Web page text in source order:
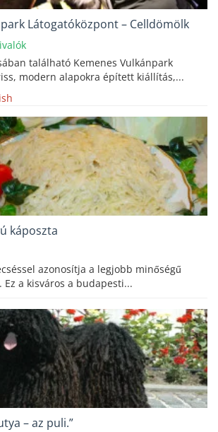
Látogatóközpont – Celldömölk
található Kemenes Vulkánpark
modern alapokra épített kiállítás,...
káposzta
azonosítja a legjobb minőségű
Ez a kisváros a budapesti...
– az puli.”